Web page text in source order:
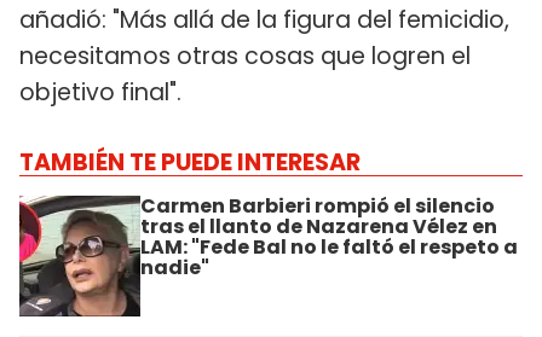
añadió: "Más allá de la figura del femicidio,
necesitamos otras cosas que logren el
objetivo final".
TAMBIÉN TE PUEDE INTERESAR
Carmen Barbieri rompió el silencio
tras el llanto de Nazarena Vélez en
LAM: "Fede Bal no le faltó el respeto a
nadie"